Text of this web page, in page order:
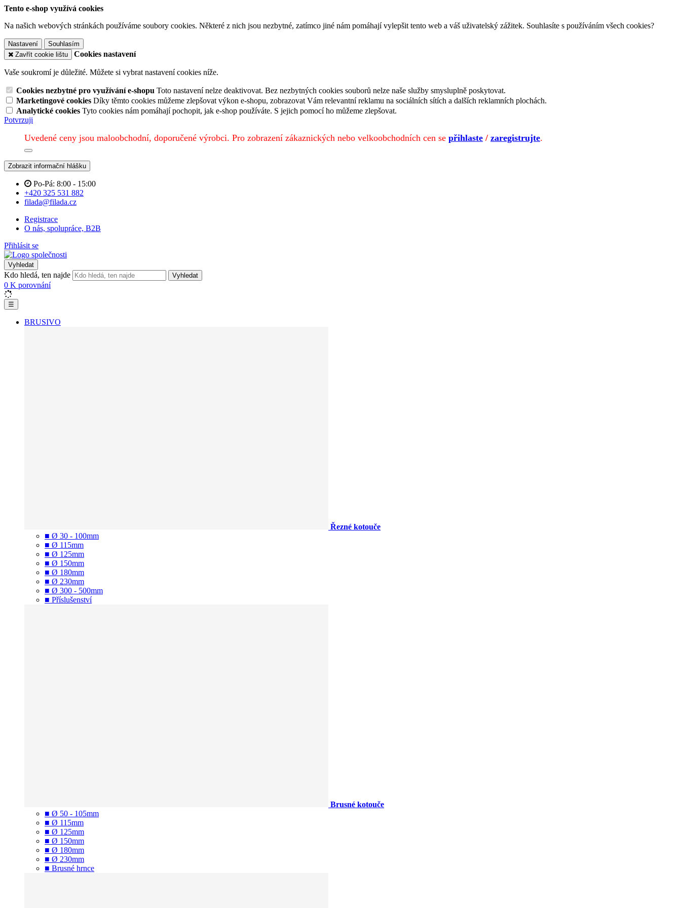
Tento e-shop využívá cookies
Na našich webových stránkách používáme soubory cookies. Některé z nich jsou nezbytné, zatímco jiné nám pomáhají vylepšit tento web a váš uživatelský zážitek. Souhlasíte s používáním všech cookies?
Nastavení
Souhlasím
Zavřít cookie lištu
Cookies nastavení
Vaše soukromí je důležité. Můžete si vybrat nastavení cookies níže.
Cookies nezbytné pro využívání e-shopu Toto nastavení nelze deaktivovat. Bez nezbytných cookies souborů nelze naše služby smysluplně poskytovat.
Marketingové cookies Díky těmto cookies můžeme zlepšovat výkon e-shopu, zobrazovat Vám relevantní reklamu na sociálních sítích a dalších reklamních plochách.
Analytické cookies Tyto cookies nám pomáhají pochopit, jak e-shop používáte. S jejich pomocí ho můžeme zlepšovat.
Potvrzuji
Uvedené ceny jsou maloobchodní, doporučené výrobci. Pro zobrazení zákaznických nebo velkoobchodních cen se přihlaste / zaregistrujte.
Zobrazit informační hlášku
Po-Pá: 8:00 - 15:00
+420 325 531 882
filada@filada.cz
Registrace
O nás, spolupráce, B2B
Přihlásit se
Vyhledat
Kdo hledá, ten najde Vyhledat
0 K porovnání
☰
BRUSIVO
Řezné kotouče
■ Ø 30 - 100mm
■ Ø 115mm
■ Ø 125mm
■ Ø 150mm
■ Ø 180mm
■ Ø 230mm
■ Ø 300 - 500mm
■ Příslušenství
Brusné kotouče
■ Ø 50 - 105mm
■ Ø 115mm
■ Ø 125mm
■ Ø 150mm
■ Ø 180mm
■ Ø 230mm
■ Brusné hrnce